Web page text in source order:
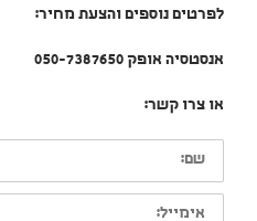
לפרטים נוספים והצעת מחיר:
אנסטסיה אופק 050-7387650
או צרו קשר:
שם:
אימייל: